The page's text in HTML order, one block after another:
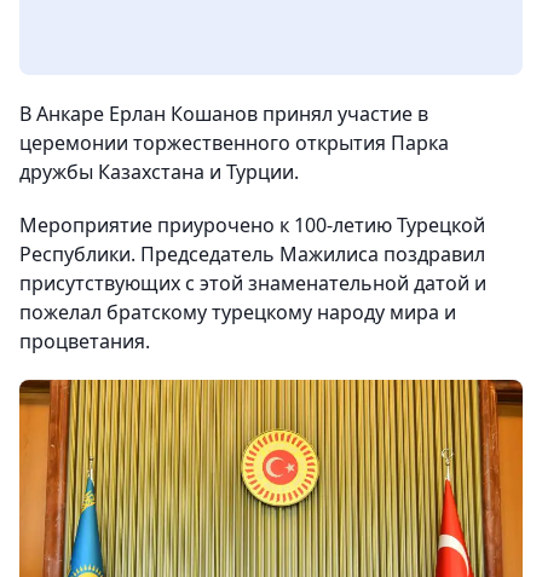
В Анкаре Ерлан Кошанов принял участие в
церемонии торжественного открытия Парка
дружбы Казахстана и Турции.
Мероприятие приурочено к 100-летию Турецкой
Республики. Председатель Мажилиса поздравил
присутствующих с этой знаменательной датой и
пожелал братскому турецкому народу мира и
процветания.